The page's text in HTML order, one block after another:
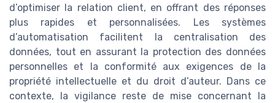
d’optimiser la relation client, en offrant des réponses
plus rapides et personnalisées. Les systèmes
d’automatisation facilitent la centralisation des
données, tout en assurant la protection des données
personnelles et la conformité aux exigences de la
propriété intellectuelle et du droit d’auteur. Dans ce
contexte, la vigilance reste de mise concernant la